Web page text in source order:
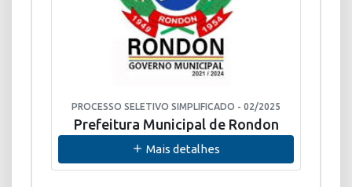
PROCESSO SELETIVO SIMPLIFICADO - 02/2025
Prefeitura Municipal de Rondon
Mais detalhes